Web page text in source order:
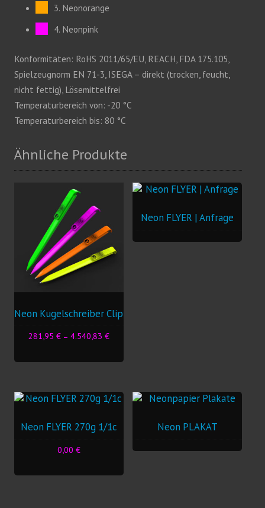
3. Neonorange
4. Neonpink
Konformitäten: RoHS 2011/65/EU, REACH, FDA 175.105,
Spielzeugnorm EN 71-3, ISEGA – direkt (trocken, feucht,
nicht fettig), Lösemittelfrei
Temperaturbereich von: -20 °C
Temperaturbereich bis: 80 °C
Ähnliche Produkte
Neon Kugelschreiber Clip
281,95 €– 4.540,83 €
mehrere
auf.
Optionen
auf
Neon FLYER | Anfrage
Neon FLYER 270g 1/1c
0,00 €
Neon PLAKAT